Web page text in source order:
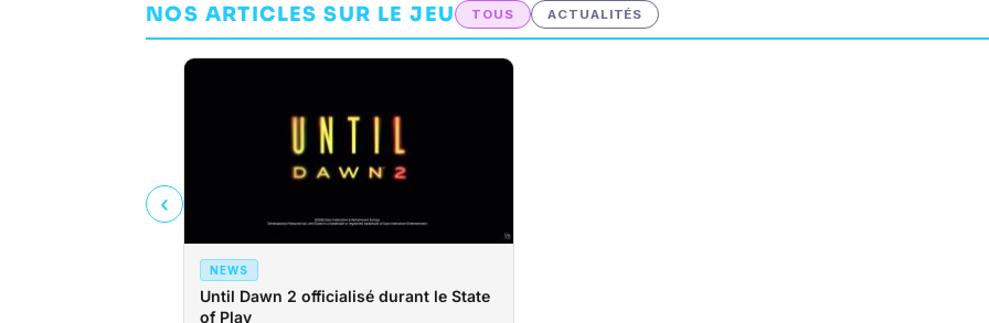
NOS ARTICLES SUR LE JEU TOUS ACTUALITÉS
‹
NEWS
Until Dawn 2 officialisé durant le State
of Play